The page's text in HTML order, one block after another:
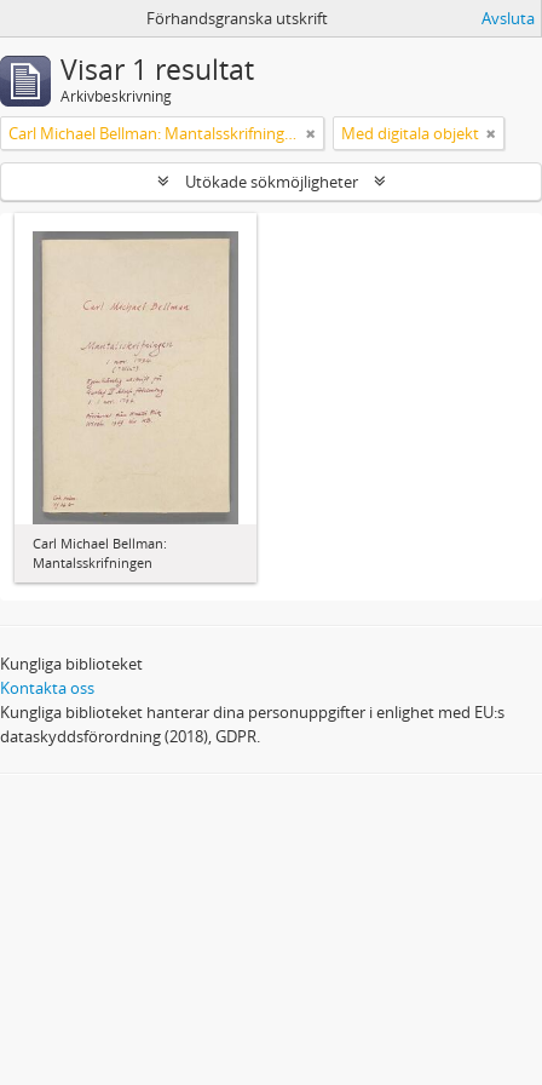
Förhandsgranska utskrift Avsluta
Visar 1 resultat
Arkivbeskrivning
Carl Michael Bellman: Mantalsskrifningen Med digitala objekt
Utökade sökmöjligheter
Carl Michael Bellman:
Mantalsskrifningen
Kungliga biblioteket
Kontakta oss
Kungliga biblioteket hanterar dina personuppgifter i enlighet med EU:s
dataskyddsförordning (2018), GDPR.